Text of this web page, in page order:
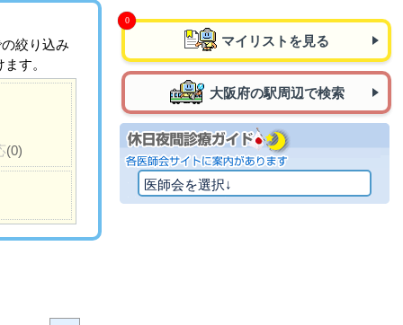
絞り込み
す。
(0)
マイリストを見る
大阪府の駅周辺で検索